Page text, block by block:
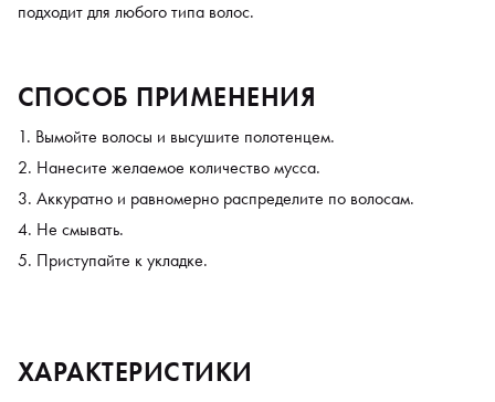
подходит для любого типа волос.
СПОСОБ ПРИМЕНЕНИЯ
Вымойте волосы и высушите полотенцем.
Нанесите желаемое количество мусса.
Аккуратно и равномерно распределите по волосам.
Не смывать.
Приступайте к укладке.
ХАРАКТЕРИСТИКИ